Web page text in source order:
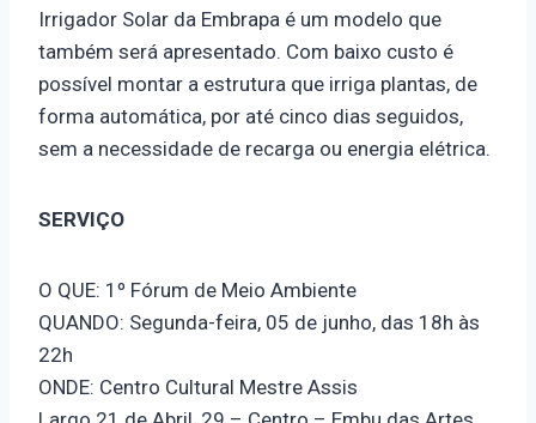
Irrigador Solar da Embrapa é um modelo que
também será apresentado. Com baixo custo é
possível montar a estrutura que irriga plantas, de
forma automática, por até cinco dias seguidos,
sem a necessidade de recarga ou energia elétrica.
SERVIÇO
O QUE: 1º Fórum de Meio Ambiente
QUANDO: Segunda-feira, 05 de junho, das 18h às
22h
ONDE: Centro Cultural Mestre Assis